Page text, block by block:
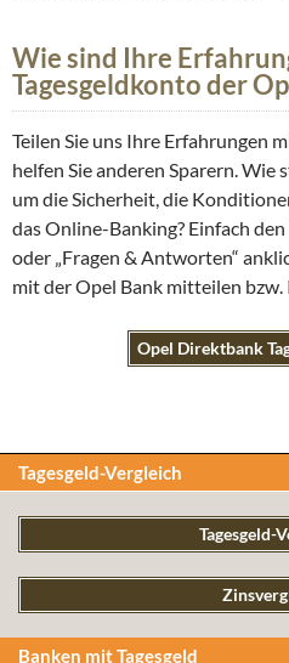
Wie sind Ihre
Tagesgeldkonto der
Teilen Sie uns Ihre Erfahrungen
helfen Sie anderen Sparern. Wie
um die Sicherheit, die
das Online-Banking? Einfach
oder „Fragen & Antworten“
mit der Opel Bank mitteilen
Opel Direktbank
Tagesgeld-Vergleich
Tagesgeld-
Banken mit Tagesgeld